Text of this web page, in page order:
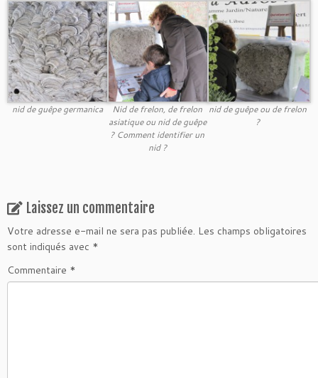
nid de guêpe germanica
Nid de frelon, de frelon
asiatique ou nid de guêpe
? Comment identifier un
nid ?
nid de guêpe ou de frelon
?
Laissez un commentaire
Votre adresse e-mail ne sera pas publiée. Les champs obligatoires
sont indiqués avec *
Commentaire *